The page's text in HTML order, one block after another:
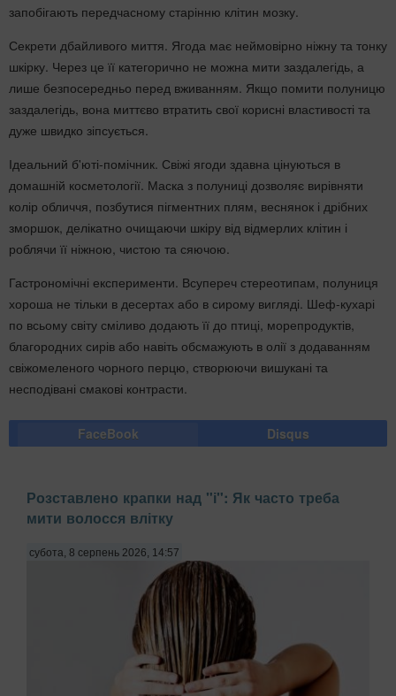
запобігають передчасному старінню клітин мозку.
Секрети дбайливого миття. Ягода має неймовірно ніжну та тонку
шкірку. Через це її категорично не можна мити заздалегідь, а
лише безпосередньо перед вживанням. Якщо помити полуницю
заздалегідь, вона миттєво втратить свої корисні властивості та
дуже швидко зіпсується.
Ідеальний б'юті-помічник. Свіжі ягоди здавна цінуються в
домашній косметології. Маска з полуниці дозволяє вирівняти
колір обличчя, позбутися пігментних плям, веснянок і дрібних
зморшок, делікатно очищаючи шкіру від відмерлих клітин і
роблячи її ніжною, чистою та сяючою.
Гастрономічні експерименти. Всупереч стереотипам, полуниця
хороша не тільки в десертах або в сирому вигляді. Шеф-кухарі
по всьому світу сміливо додають її до птиці, морепродуктів,
благородних сирів або навіть обсмажують в олії з додаванням
свіжомеленого чорного перцю, створюючи вишукані та
несподівані смакові контрасти.
FaceBook Disqus
Розставлено крапки над "і": Як часто треба
мити волосся влітку
субота, 8 серпень 2026, 14:57